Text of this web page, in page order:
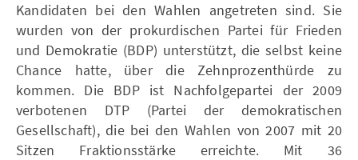
Kandidaten bei den Wahlen angetreten sind. Sie
wurden von der prokurdischen Partei für Frieden
und Demokratie (BDP) unterstützt, die selbst keine
Chance hatte, über die Zehnprozenthürde zu
kommen. Die BDP ist Nachfolgepartei der 2009
verbotenen DTP (Partei der demokratischen
Gesellschaft), die bei den Wahlen von 2007 mit 20
Sitzen Fraktionsstärke erreichte. Mit 36